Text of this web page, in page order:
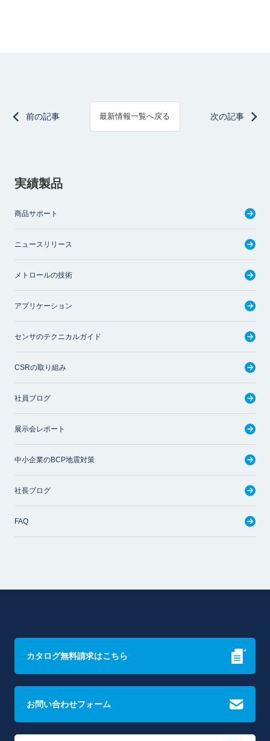
前の記事 最新情報一覧へ戻る 次の記事
実績製品
商品サポート
ニュースリリース
メトロールの技術
アプリケーション
センサのテクニカルガイド
CSRの取り組み
社員ブログ
展示会レポート
中小企業のBCP地震対策
社長ブログ
FAQ
カタログ無料請求はこちら
お問い合わせフォーム